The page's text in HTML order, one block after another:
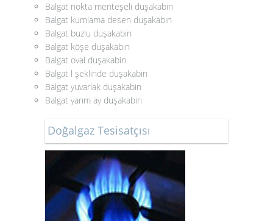
Balgat nokta menteşeli duşakabin
Balgat kumlama desen duşakabin
Balgat buzlu duşakabin
Balgat köşe duşakabin
Balgat oval duşakabin
Balgat l şeklinde duşakabin
Balgat yuvarlak duşakabin
Balgat yarım ay duşakabin
Doğalgaz Tesisatçısı